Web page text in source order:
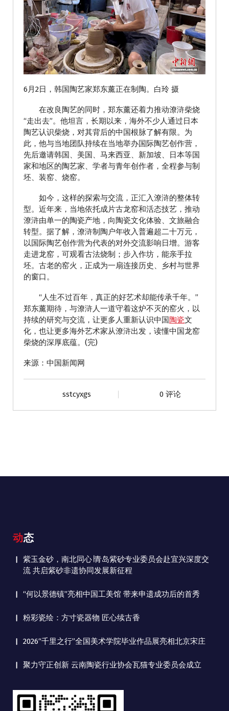
6月2日，韩国陶艺家郑东薰正在制陶。白玲 摄
在改良陶艺的同时，郑东薰还着力推动潦浒柴烧
“走出去”。他坦言，长期以来，海外不少人通过日本
陶艺认识柴烧，对其背后的中国根脉了解有限。为
此，他与当地团队持续在当地举办国际陶艺创作营，
先后邀请韩国、美国、马来西亚、新加坡、日本等国
家和地区的陶艺家、学者与青年创作者，全程参与制
坯、装窑、烧窑。
如今，这样的探索与交流，正汇入潦浒的整体转
型。近年来，当地依托成片古龙窑和活态技艺，推动
潦浒由单一的陶瓷产地，向陶瓷文化体验、文旅融合
转型。据了解，潦浒制陶户年收入普遍超二十万元，
以国际陶艺创作营为代表的对外交流影响日增。游客
走进龙窑，可观看古法烧制；步入作坊，能亲手拉
坯。古老的窑火，正成为一扇连接历史、乡村与世界
的窗口。
“人生不过百年，真正的好艺术却能传承千年。”
郑东薰期待，与潦浒人一道守着这炉不灭的窑火，以
持续的研究与交流，让更多人重新认识中国陶瓷文
化，也让更多海外艺术家从潦浒出发，读懂中国龙窑
柴烧的深厚底蕴。(完)
来源：中国新闻网
sstcyxgs 0 评论
动态
紫玉金砂，南北同心∣青岛紫砂专业委员会赴宜兴深度交
流 共启紫砂非遗协同发展新征程
“何以景德镇”亮相中国工美馆 带来申遗成功后的首秀
粉彩瓷绘：方寸瓷器物 匠心续古香
2026“千里之行”全国美术学院毕业作品展亮相北京宋庄
聚力守正创新 云南陶瓷行业协会瓦猫专业委员会成立